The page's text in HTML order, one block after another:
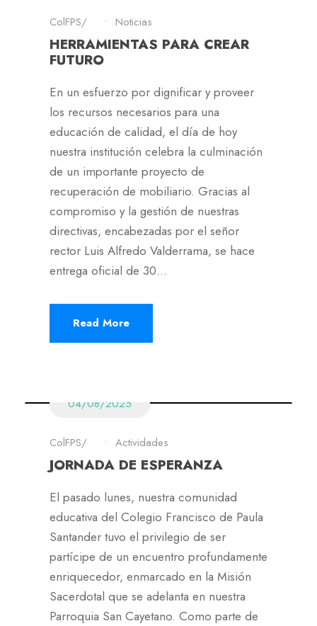
ColFPS • Noticias
HERRAMIENTAS PARA CREAR
FUTURO
En un esfuerzo por dignificar y proveer
los recursos necesarios para una
educación de calidad, el día de hoy
nuestra institución celebra la culminación
de un importante proyecto de
recuperación de mobiliario. Gracias al
compromiso y la gestión de nuestras
directivas, encabezadas por el señor
rector Luis Alfredo Valderrama, se hace
entrega oficial de 30...
Read More
04/08/2025
ColFPS • Actividades
JORNADA DE ESPERANZA
El pasado lunes, nuestra comunidad
educativa del Colegio Francisco de Paula
Santander tuvo el privilegio de ser
partícipe de un encuentro profundamente
enriquecedor, enmarcado en la Misión
Sacerdotal que se adelanta en nuestra
Parroquia San Cayetano. Como parte de